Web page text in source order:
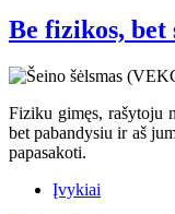
Be fizikos, bet
Fiziku gimęs, rašytoju
bet pabandysiu ir aš
papasakoti.
Įvykiai